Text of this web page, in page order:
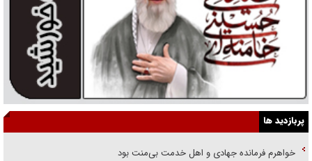
پربازدید ها
خواهرم فرمانده جهادی و اهل خدمت بی‌منت بود